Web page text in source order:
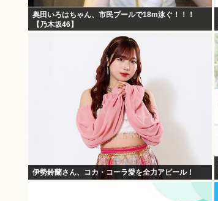
奥田いろはちゃん、市民プールで18m泳ぐ！！！
【乃木坂46】
伊勢鈴蘭さん、コカ・コーラ愛を全力アピール！